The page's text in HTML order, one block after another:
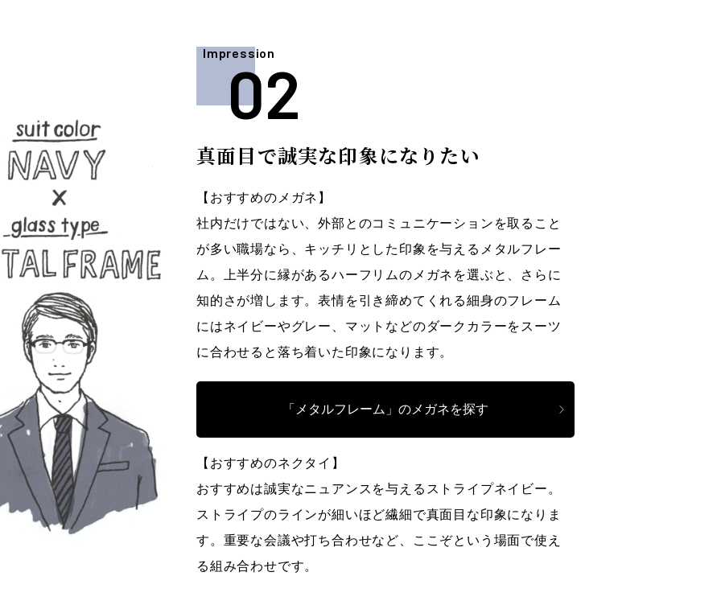
Impression
真面目で誠実な印象になりたい
【おすすめのメガネ】
社内だけではない、外部とのコミュニケーションを取ること
が多い職場なら、キッチリとした印象を与えるメタルフレー
ム。上半分に縁があるハーフリムのメガネを選ぶと、さらに
知的さが増します。表情を引き締めてくれる細身のフレーム
にはネイビーやグレー、マットなどのダークカラーをスーツ
に合わせると落ち着いた印象になります。
「メタルフレーム」のメガネを探す
【おすすめのネクタイ】
おすすめは誠実なニュアンスを与えるストライプネイビー。
ストライプのラインが細いほど繊細で真面目な印象になりま
す。重要な会議や打ち合わせなど、ここぞという場面で使え
る組み合わせです。